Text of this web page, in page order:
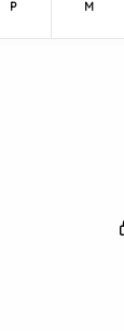
P M